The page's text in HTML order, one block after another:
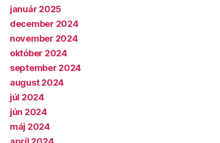
január 2025
december 2024
november 2024
október 2024
september 2024
august 2024
júl 2024
jún 2024
máj 2024